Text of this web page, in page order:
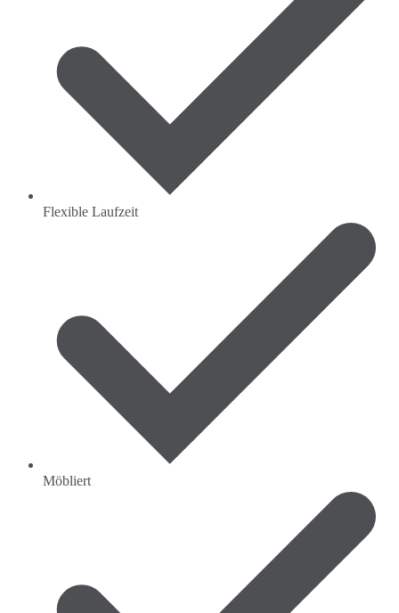
Flexible Laufzeit
Möbliert